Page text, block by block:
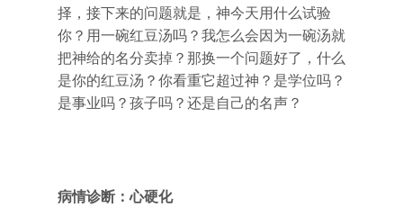
择，接下来的问题就是，神今天用什么试验
你？用一碗红豆汤吗？我怎么会因为一碗汤就
把神给的名分卖掉？那换一个问题好了，什么
是你的红豆汤？你看重它超过神？是学位吗？
是事业吗？孩子吗？还是自己的名声？
病情诊断：心硬化